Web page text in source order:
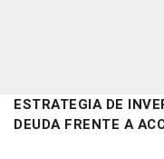
ESTRATEGIA DE
DEUDA FRENTE A